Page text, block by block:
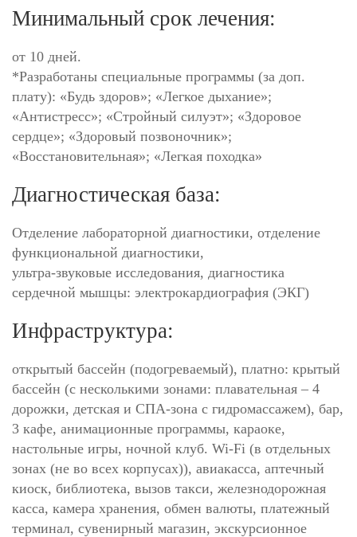
Минимальный срок лечения:
от 10 дней.
*Разработаны специальные программы (за доп.
плату): «Будь здоров»; «Легкое дыхание»;
«Антистресс»; «Стройный силуэт»; «Здоровое
сердце»; «Здоровый позвоночник»;
«Восстановительная»; «Легкая походка»
Диагностическая база:
Отделение лабораторной диагностики, отделение
функциональной диагностики,
ультра-звуковые исследования, диагностика
сердечной мышцы: электрокардиография (ЭКГ)
Инфраструктура:
открытый бассейн (подогреваемый), платно: крытый
бассейн (с несколькими зонами: плавательная – 4
дорожки, детская и СПА-зона с гидромассажем), бар,
3 кафе, анимационные программы, караоке,
настольные игры, ночной клуб. Wi-Fi (в отдельных
зонах (не во всех корпусах)), авиакасса, аптечный
киоск, библиотека, вызов такси, железнодорожная
касса, камера хранения, обмен валюты, платежный
терминал, сувенирный магазин, экскурсионное